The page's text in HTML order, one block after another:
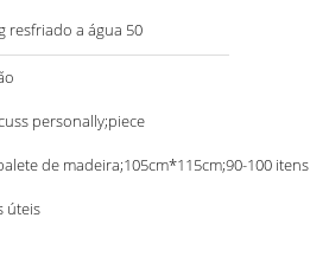
resfriado a água 50
personally;piece
de madeira;105cm*115cm;90-100 itens
úteis